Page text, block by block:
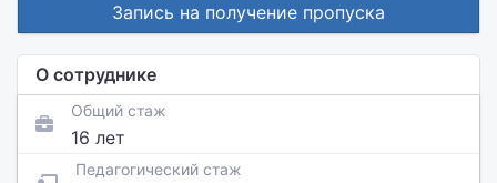
Запись на получение пропуска
О сотруднике
Общий стаж
16 лет
Педагогический стаж